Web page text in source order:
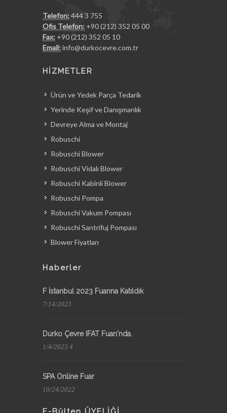
Telefon: 444 3 755
Ofis Telefon: +90 (212) 352 05 00
Fax: +90 (212) 352 05 10
Email: info@durkocevre.com.tr
HİZMETLER
Ürün ve Yedek Parça Tedarik
Yerinde Keşif ve Danışmanlık
Devreye Alma ve Montaj
Robuschi
Robuschi Blower
Robuschi Vidalı Blower
Robuschi Kabinli Blower
Robuschi Pompa
Robuschi Vakum Pompası
Robuschi Santrifuj Pompası
Blower Fiyatları
Haberler
F İstanbul 2023 Fuarına Katıldık
7/14/2023
Durko Çevre IFAT Fuarı'nda.
1/4/2023 4
SPA Online Fuar
10/24/2022